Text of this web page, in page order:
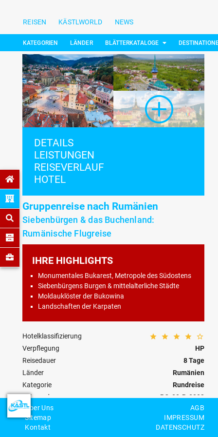
REISEN KÄSTLWORLD NEWS
KATEGORIEN LÄNDER BLÄTTERKATALOGE
DETAILS
LEISTUNGEN
REISEVERLAUF
HOTEL
Gruppenreise nach Rumänien
Siebenbürgen & das Buchenland:
Rumänische Flugreise
IHRE HIGHLIGHTS
Monumentales Bukarest, Metropole des Südostens
Siebenbürgens Burgen & mittelalterliche Städte
Moldauklöster der Bukowina
Landschaften der Karpaten
Hotelklassifizierung
Verpflegung
HP
Reisedauer
8 Tage
Länder
Rumänien
Kategorie
Rundreise
Reisecode
RO-00-R-0003
Über Uns
Sitemap
Kontakt
AGB
IMPRESSUM
DATENSCHUTZ